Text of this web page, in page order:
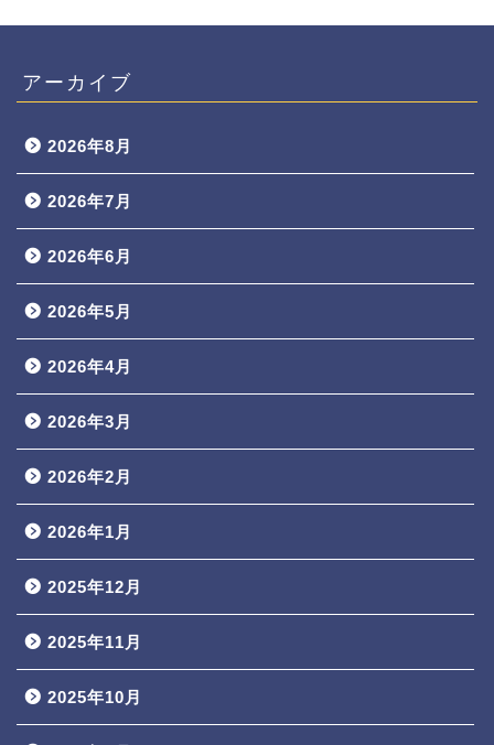
アーカイブ
2026年8月
2026年7月
2026年6月
2026年5月
2026年4月
2026年3月
2026年2月
2026年1月
2025年12月
2025年11月
2025年10月